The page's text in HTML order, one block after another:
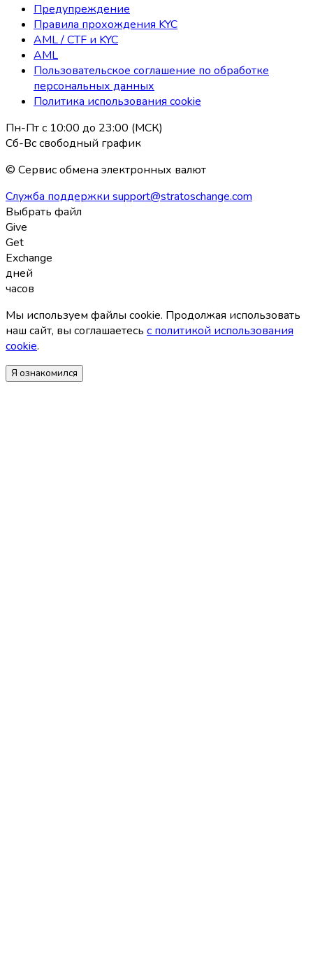
Предупреждение
Правила прохождения KYC
AML / CTF и KYC
AML
Пользовательское соглашение по обработке
персональных данных
Политика использования coоkie
Пн-Пт с 10:00 до 23:00 (МСК)
Сб-Вс свободный график
© Сервис обмена электронных валют
Служба поддержки support@stratoschange.com
Выбрать файл
Give
Get
Exchange
дней
часов
Мы используем файлы coоkie. Продолжая использовать
наш сайт, вы соглашаетесь с политикой использования
coоkie.